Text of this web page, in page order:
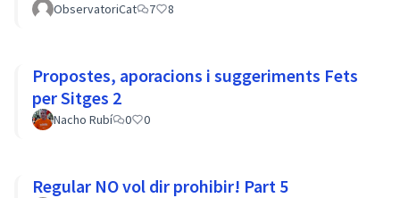
ObservatoriCat 7 8
Propostes, aporacions i suggeriments Fets
per Sitges 2
Nacho Rubí 0 0
Regular NO vol dir prohibir! Part 5